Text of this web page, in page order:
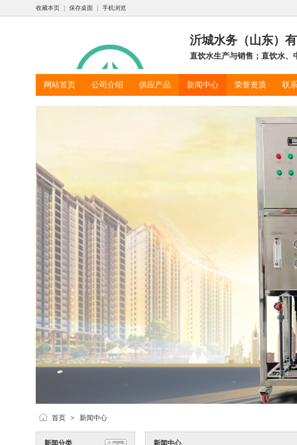
收藏本页 保存桌面 手机浏览
沂城水务（山东）
直饮水生产与销售；直饮水、
网站首页 公司介绍 供应产品 新闻中心 荣誉资质 联
首页 > 新闻中心
新闻分类 新闻中心